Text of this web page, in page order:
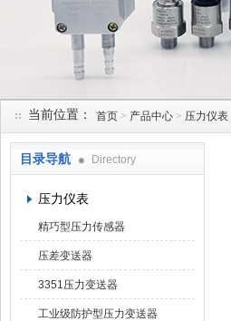
当前位置： 首页 > 产品中心 > 压力仪表
目录导航 Directory
压力仪表
精巧型压力传感器
压差变送器
3351压力变送器
工业级防护型压力变送器